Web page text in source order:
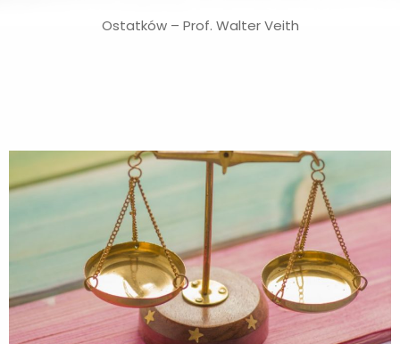
Ostatków – Prof. Walter Veith